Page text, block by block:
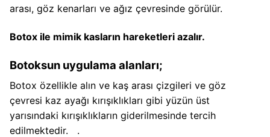
arası, göz kenarları ve ağız çevresinde görülür.
Botox ile mimik kasların hareketleri azalır.
Botoksun uygulama alanları;
Botox özellikle alın ve kaş arası çizgileri ve göz
çevresi kaz ayağı kırışıklıkları gibi yüzün üst
yarısındaki kırışıklıkların giderilmesinde tercih
edilmektedir. .